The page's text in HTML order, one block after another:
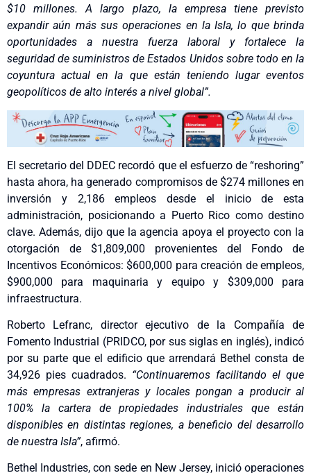
$10 millones. A largo plazo, la empresa tiene previsto
expandir aún más sus operaciones en la Isla, lo que brinda
oportunidades a nuestra fuerza laboral y fortalece la
seguridad de suministros de Estados Unidos sobre todo en la
coyuntura actual en la que están teniendo lugar eventos
geopolíticos de alto interés a nivel global”.
El secretario del DDEC recordó que el esfuerzo de “reshoring”
hasta ahora, ha generado compromisos de $274 millones en
inversión y 2,186 empleos desde el inicio de esta
administración, posicionando a Puerto Rico como destino
clave. Además, dijo que la agencia apoya el proyecto con la
otorgación de $1,809,000 provenientes del Fondo de
Incentivos Económicos: $600,000 para creación de empleos,
$900,000 para maquinaria y equipo y $309,000 para
infraestructura.
Roberto Lefranc, director ejecutivo de la Compañía de
Fomento Industrial (PRIDCO, por sus siglas en inglés), indicó
por su parte que el edificio que arrendará Bethel consta de
34,926 pies cuadrados. “Continuaremos facilitando el que
más empresas extranjeras y locales pongan a producir al
100% la cartera de propiedades industriales que están
disponibles en distintas regiones, a beneficio del desarrollo
de nuestra Isla”, afirmó.
Bethel Industries, con sede en New Jersey, inició operaciones